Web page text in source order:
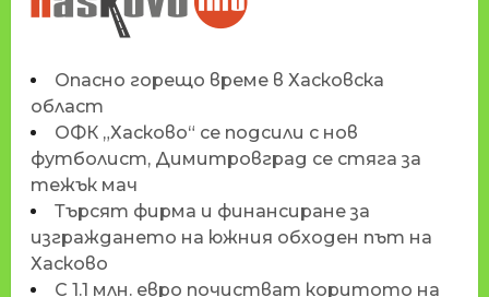
HASKOVO.INFO
Опасно горещо време в Хасковска
област
ОФК „Хасково“ се подсили с нов
футболист, Димитровград се стяга за
тежък мач
Търсят фирма и финансиране за
изграждането на южния обходен път на
Хасково
С 1.1 млн. евро почистват коритото на